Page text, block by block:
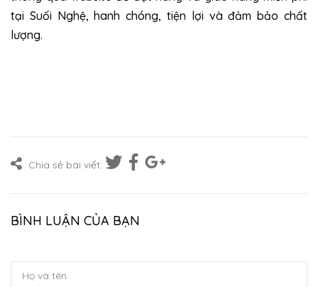
tại Suối Nghệ, hanh chóng, tiện lợi và đảm bảo chất
lượng.
Chia sẻ bài viết:
BÌNH LUẬN CỦA BẠN